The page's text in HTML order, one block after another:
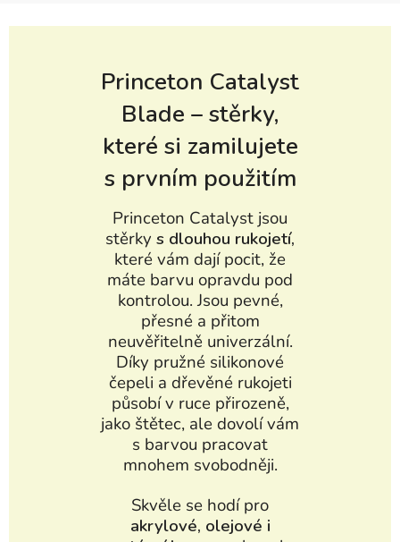
Princeton Catalyst
Blade – stěrky,
které si zamilujete
s prvním použitím
Princeton Catalyst jsou
stěrky s dlouhou rukojetí,
které vám dají pocit, že
máte barvu opravdu pod
kontrolou. Jsou pevné,
přesné a přitom
neuvěřitelně univerzální.
Díky pružné silikonové
čepeli a dřevěné rukojeti
působí v ruce přirozeně,
jako štětec, ale dovolí vám
s barvou pracovat
mnohem svobodněji.
Skvěle se hodí pro
akrylové, olejové i